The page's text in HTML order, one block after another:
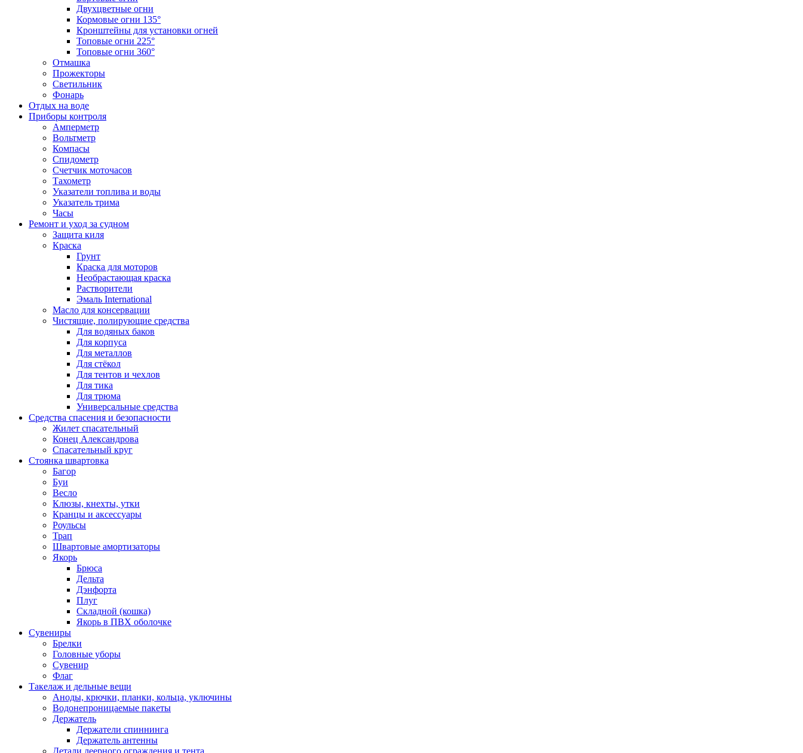
Двухцветные огни
Кормовые огни 135°
Кронштейны для установки огней
Топовые огни 225°
Топовые огни 360°
Отмашка
Прожекторы
Светильник
Фонарь
Отдых на воде
Приборы контроля
Амперметр
Вольтметр
Компасы
Спидометр
Счетчик моточасов
Тахометр
Указатели топлива и воды
Указатель трима
Часы
Ремонт и уход за судном
Защита киля
Краска
Грунт
Краска для моторов
Необрастающая краска
Растворители
Эмаль International
Масло для консервации
Чистящие, полирующие средства
Для водяных баков
Для корпуса
Для металлов
Для стёкол
Для тентов и чехлов
Для тика
Для трюма
Универсальные средства
Средства спасения и безопасности
Жилет спасательный
Конец Александрова
Спасательный круг
Стоянка швартовка
Багор
Буи
Весло
Клюзы, кнехты, утки
Кранцы и аксессуары
Роульсы
Трап
Швартовые амортизаторы
Якорь
Брюса
Дельта
Дэнфорта
Плуг
Складной (кошка)
Якорь в ПВХ оболочке
Сувениры
Брелки
Головные уборы
Сувенир
Флаг
Такелаж и дельные вещи
Аноды, крючки, планки, кольца, уключины
Водонепроницаемые пакеты
Держатель
Держатели спиннинга
Держатель антенны
Детали леерного ограждения и тента